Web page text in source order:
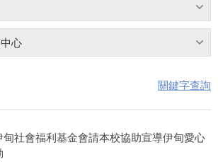
心
關鍵字查詢
甸社會福利基金會請本校協助宣導伊甸愛心